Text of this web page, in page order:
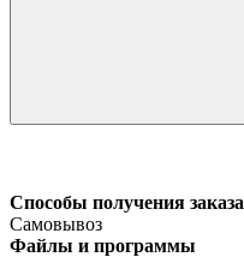
Способы получения заказа
Самовывоз
Файлы и программы